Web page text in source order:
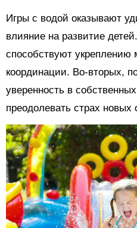
Игры с водой оказывают
влияние на развитие
способствуют
координации. Во-вторых,
уверенность в
преодолевать страх